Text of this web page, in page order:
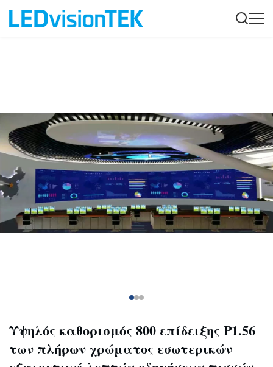
Υψηλός καθορισμός 800 επίδειξης P1.56
των πλήρων χρώματος εσωτερικών